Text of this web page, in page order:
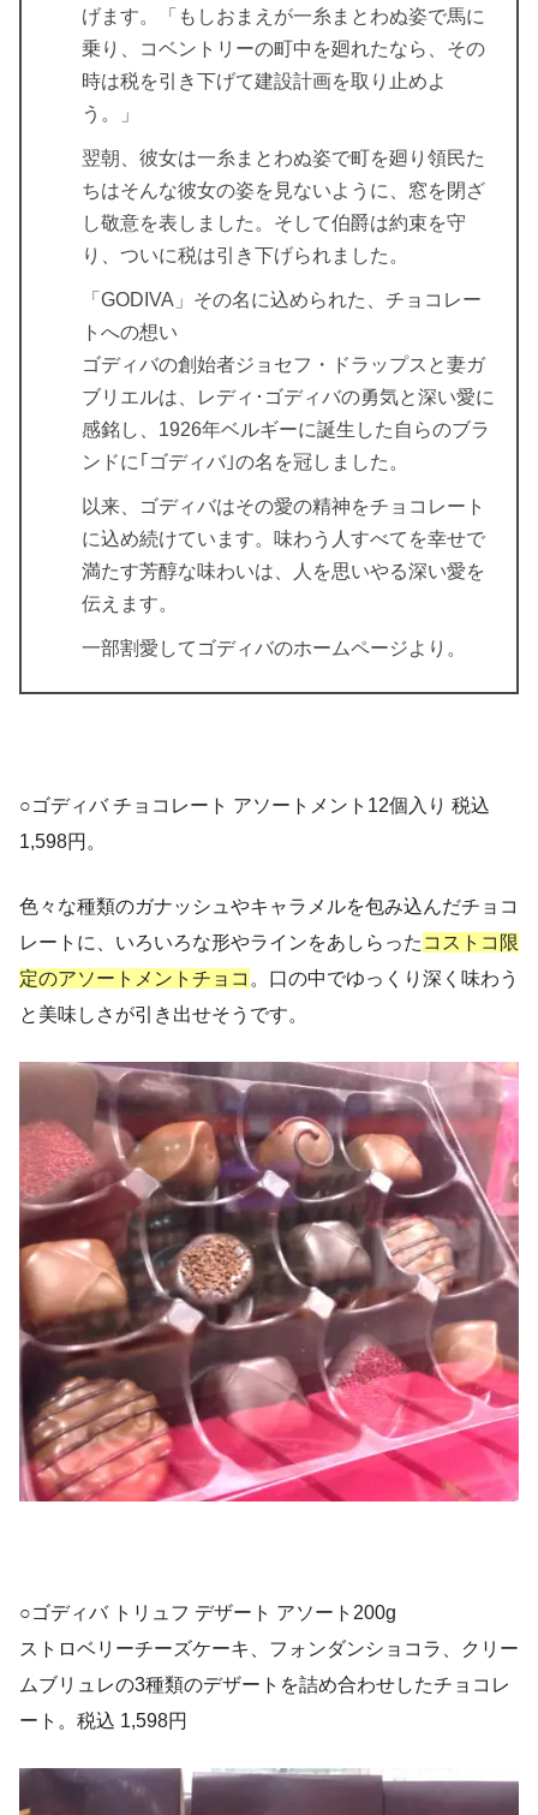
げます。「もしおまえが一糸まとわぬ姿で馬に
乗り、コベントリーの町中を廻れたなら、その
時は税を引き下げて建設計画を取り止めよ
う。」
翌朝、彼女は一糸まとわぬ姿で町を廻り領民た
ちはそんな彼女の姿を見ないように、窓を閉ざ
し敬意を表しました。そして伯爵は約束を守
り、ついに税は引き下げられました。
「GODIVA」その名に込められた、チョコレー
トへの想い
ゴディバの創始者ジョセフ・ドラップスと妻ガ
ブリエルは、レディ･ゴディバの勇気と深い愛に
感銘し、1926年ベルギーに誕生した自らのブラ
ンドに｢ゴディバ｣の名を冠しました。
以来、ゴディバはその愛の精神をチョコレート
に込め続けています。味わう人すべてを幸せで
満たす芳醇な味わいは、人を思いやる深い愛を
伝えます。
一部割愛してゴディバのホームページより。
○ゴディバ チョコレート アソートメント12個入り 税込
1,598円。
色々な種類のガナッシュやキャラメルを包み込んだチョコ
レートに、いろいろな形やラインをあしらった コストコ限
定のアソートメントチョコ 。口の中でゆっくり深く味わう
と美味しさが引き出せそうです。
○ゴディバ トリュフ デザート アソート200g
ストロベリーチーズケーキ、フォンダンショコラ、クリー
ムブリュレの3種類のデザートを詰め合わせしたチョコレ
ート。税込 1,598円